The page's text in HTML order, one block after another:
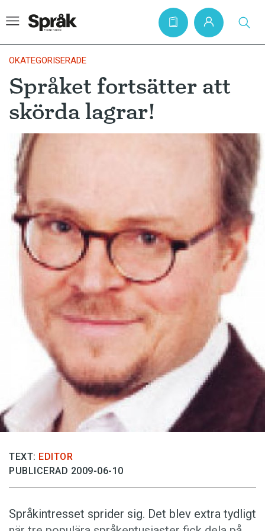
Hem
Artiklar
Krönikor
Språkfrågor
Skrivtips
Bokrecensioner
Kviss
Podden
Anmäl till språkpolisen
Föreslå nyord
Annonsera
Prenumerera
Läs Språktidningen digitalt
Press
OKATEGORISERADE
Språket fortsätter att
skörda lagrar!
TEXT: EDITOR
PUBLICERAD 2009-06-10
Språkintresset sprider sig. Det blev extra tydligt